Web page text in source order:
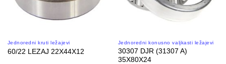
Jednoredni kruti ležajevi
60/22 LEZAJ 22X44X12
Jednoredni konusno valjkasti ležajevi
30307 DJR (31307 A)
35X80X24